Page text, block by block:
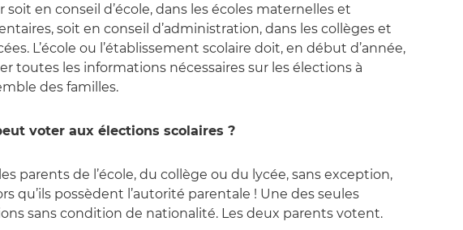
soit en conseil d’école, dans les écoles maternelles et
soit en conseil d’administration, dans les collèges et
L’école ou l’établissement scolaire doit, en début d’année,
toutes les informations nécessaires sur les élections à
des familles.
voter aux élections scolaires ?
parents de l’école, du collège ou du lycée, sans exception,
qu’ils possèdent l’autorité parentale ! Une des seules
sans condition de nationalité. Les deux parents votent.